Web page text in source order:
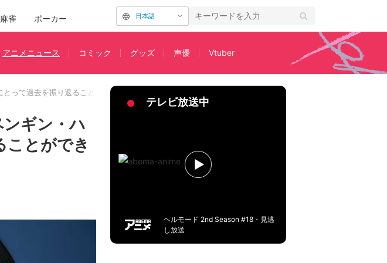
麻雀 ポーカー 日本語
アニメニュース コミック グッズ 声優 Vtuber
って過去を振り返ることができる作品
ギン・ハ
ことができ
テレビ放送中
ヘルモード 2nd Season #18・見逃
し放送